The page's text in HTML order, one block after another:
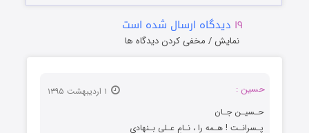
۱۹ دیدگاه ارسال شده است
نمایش / مخفی کردن دیدگاه ها
حسین :
حـسیـن جـان
پـسرانـت ! هـمه را ، نـامِ عـلى بـنهادى